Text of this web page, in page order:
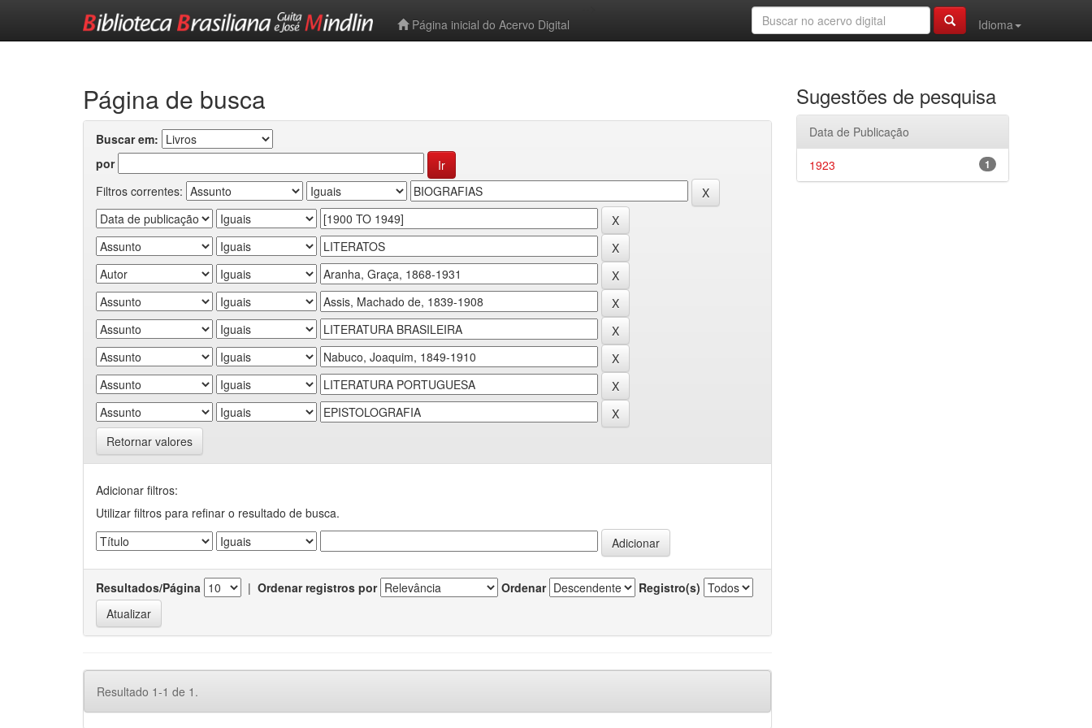
Página inicial do Acervo Digital
Idioma
Página de busca
Buscar em:
por
Filtros correntes:
Retornar valores
Adicionar filtros:
Utilizar filtros para refinar o resultado de busca.
Resultados/Página | Ordenar registros por Ordenar Registro(s)
Resultado 1-1 de 1.
Sugestões de pesquisa
Data de Publicação
1
1923